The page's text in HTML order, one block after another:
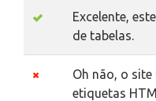
Excelente,
de tabelas.
Oh não, o site
etiquetas